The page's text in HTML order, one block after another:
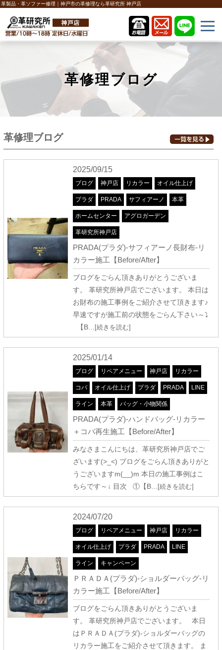
革製品・革ソファー修理｜神戸市の革修理なら革研究所 神戸店
革修理ブログ
革修理ブログ
2025/09/15
ブログ 神戸店 リカラー オイル仕上げ
プラダ PRADA サフィアーノ 本革
ホームセンター アグロガーデン
革研究所神戸店
PRADA(プラダ)-サフィアーノ長財布-リ
カラー施工【Before/After】
ブログをごらん頂きありがとうございま
す。 革研究所神戸店でございます。 本日は
お財布の施工事例をご紹介させて頂きます♪
早速ですが施工前の状態をごらん下さい～⤵
【B…[続きを読む]
2025/01/14
ブログ リペアメニュー 神戸店 リカラー
コバ オイル仕上げ プラダ PRADA LINE
ライン 本革 バッグ・小物関係
PRADA(プラダ)-ハンドバッグ-リカラー
＋コバ再生施工【Before/After】
みなさまこんにちは、革研究所神戸店でご
ざいます(>_<) ブログをごらん頂きありがと
うございますm(__)m 本日の施工事例はこ
ちらです～↓ 目次 ①【B…[続きを読む]
2024/07/20
ブログ リペアメニュー 神戸店 リカラー
オイル仕上げ プラダ PRADA LINE
ライン キャンペーン
ＰＲＡＤＡ(プラダ)-ショルダーバッグ-リ
カラー施工【Before/After】
ブログをごらん頂きありがとうございま
す。 革研究所神戸店でございます。 本日
はＰＲＡＤＡ(プラダ)-ショルダーバッグの
リカラー施工をご紹介させて頂きます。 ま